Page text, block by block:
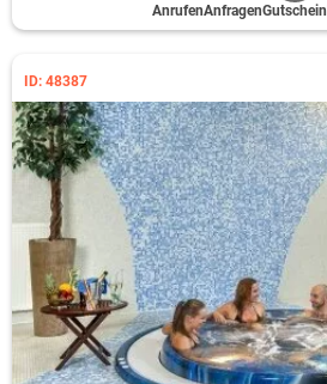
AnrufenAnfragenGutschein
ID: 48387